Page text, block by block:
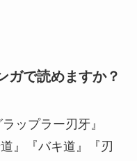
ガで読めますか？
ップラー刃牙』
』『バキ道』『刃